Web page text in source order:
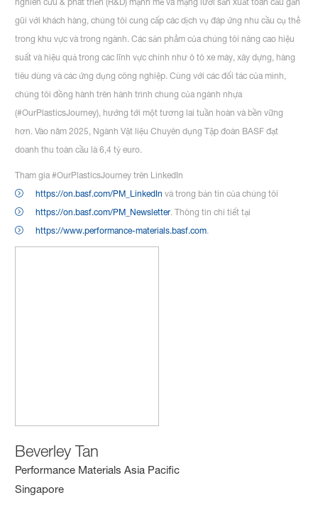
gũi với khách hàng, chúng tôi cung cấp các dịch vụ đáp ứng nhu cầu cụ thể
trong khu vực và trong ngành. Các sản phẩm của chúng tôi nâng cao hiệu
suất và hiệu quả trong các lĩnh vực chính như ô tô xe máy, xây dựng, hàng
tiêu dùng và các ứng dụng công nghiệp. Cùng với các đối tác của mình,
chúng tôi đồng hành trên hành trình chung của ngành nhựa
(#OurPlasticsJourney), hướng tới một tương lai tuần hoàn và bền vững
hơn. Vào năm 2025, Ngành Vật liệu Chuyên dụng Tập đoàn BASF đạt
doanh thu toàn cầu là 6,4 tỷ euro.
Tham gia #OurPlasticsJourney trên LinkedIn
https://on.basf.com/PM_LinkedIn và trong bản tin của chúng tôi
https://on.basf.com/PM_Newsletter. Thông tin chi tiết tại
https://www.performance-materials.basf.com.
Beverley Tan
Performance Materials Asia Pacific
Singapore